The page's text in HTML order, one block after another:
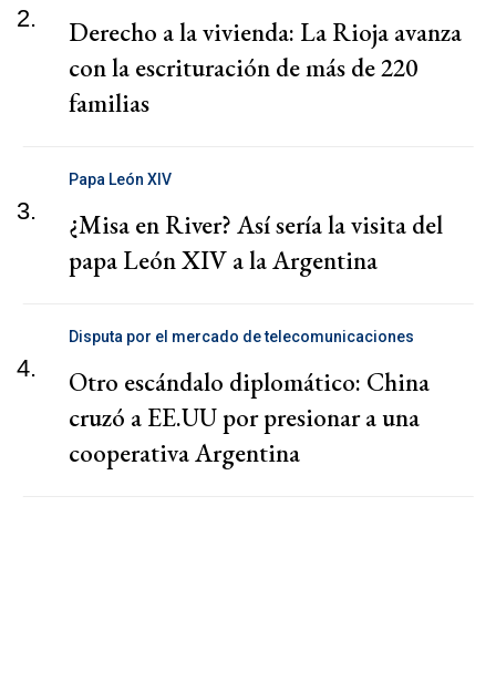
2.
Derecho a la vivienda: La Rioja avanza
con la escrituración de más de 220
familias
3.
Papa León XIV
¿Misa en River? Así sería la visita del
papa León XIV a la Argentina
4.
Disputa por el mercado de telecomunicaciones
Otro escándalo diplomático: China
cruzó a EE.UU por presionar a una
cooperativa Argentina